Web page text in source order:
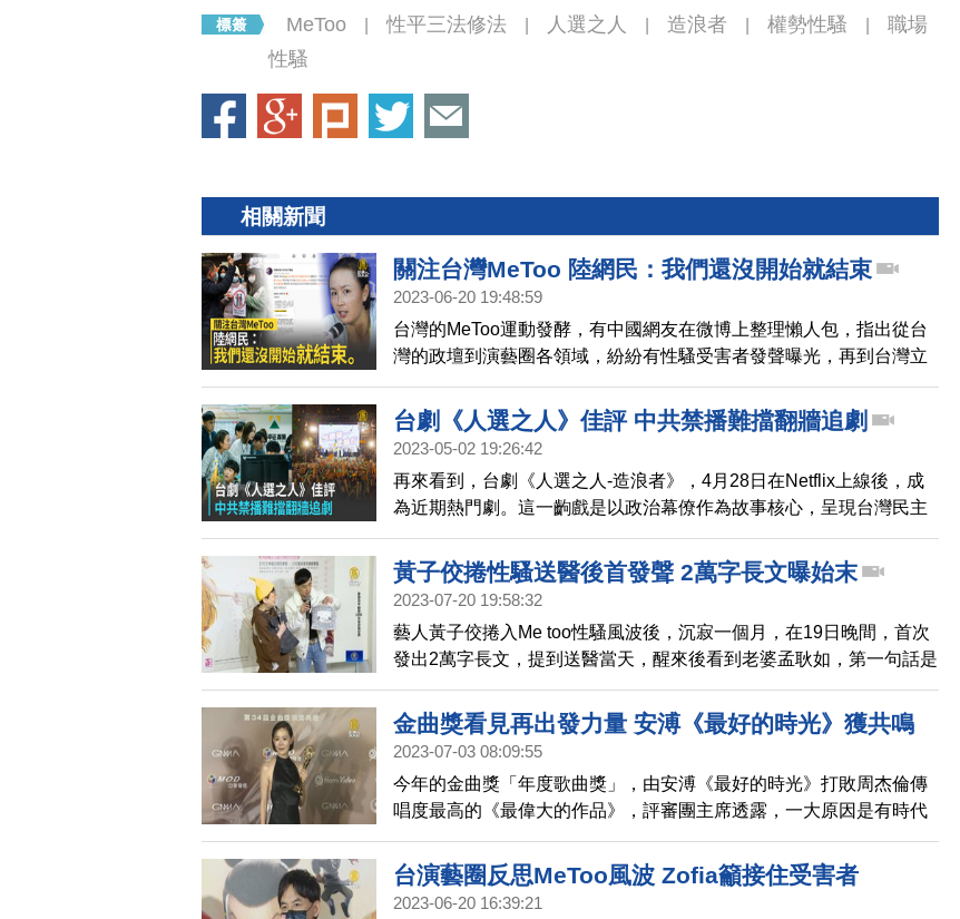
MeToo 性平三法修法 人選之人 造浪者 權勢性騷
職場
性騷
相關新聞
關注台灣MeToo 陸網民：我們還沒開始就結束
2023-06-20 19:48:59
台灣的MeToo運動發酵，有中國網友在微博上整理懶人包，指出從台
灣的政壇到演藝圈各領域，紛紛有性騷受害者發聲曝光，再到台灣立
法院提出修法應對。隨後大量中國網友轉發並諷刺說，我們的版本，
還沒開始就已經結束了，透露出中國人民的心聲。
台劇《人選之人》佳評 中共禁播難擋翻牆追劇
2023-05-02 19:26:42
再來看到，台劇《人選之人-造浪者》，4月28日在Netflix上線後，成
為近期熱門劇。這一齣戲是以政治幕僚作為故事核心，呈現台灣民主
選舉樣貌，受到不少好評。由演員謝盈萱、王淨、黃健瑋主演，卡司
網羅了金馬、金鐘演員，7大角色都是追劇亮點。不過，這部劇卻在中
國被禁播，在中國影視網站「豆瓣」的評分跟介紹都被下架。但中國
色，令人感動。
黃子佼捲性騷送醫後首發聲 2萬字長文曝始末
2023-07-20 19:58:32
藝人黃子佼捲入Me too性騷風波後，沉寂一個月，在19日晚間，首次
發出2萬字長文，提到送醫當天，醒來後看到老婆孟耿如，第一句話是
問，為什麼要救我，但也承諾妻子，現在的自己是黃子佼3.0，會用餘
生做一個好丈夫、好爸爸。
金曲獎看見再出發力量 安溥《最好的時光》獲共鳴
2023-07-03 08:09:55
今年的金曲獎「年度歌曲獎」，由安溥《最好的時光》打敗周杰倫傳
唱度最高的《最偉大的作品》，評審團主席透露，一大原因是有時代
的意義或當今處境觀察。而今年MeToo運動燒進演藝圈，不少歌手在
分享喜悅之際，也不忘暖心向受害者給予加油打氣，並期盼這一段時
間的紛紛擾擾與討論，能夠帶給大家更有安全感、更透明的環境。
台演藝圈反思MeToo風波 Zofia籲接住受害者
2023-06-20 16:39:21